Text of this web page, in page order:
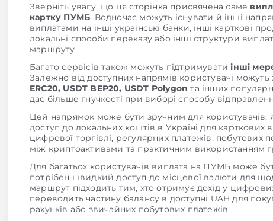
Зверніть увагу, що ця сторінка присвячена саме
картку ПУМБ. Водночас можуть існувати й інші
виплатами на інші українські банки, інші карткові
локальні способи переказу або інші структури
маршруту.
Багато сервісів також можуть підтримуватиінші
Залежно від доступних напрямів користувачі можуть
ERC20, USDT BEP20, USDT Polygon та інших
дає більше гнучкості при виборі способу
Цей напрямок може бути зручним для користувачів,
доступ до локальних коштів в Україні для карткових
цифрової торгівлі, регулярних платежів, побутових
між криптоактивами та практичним використанням
Для багатьох користувачів виплата на ПУМБ може
потрібен швидкий доступ до місцевої валюти для
маршрут підходить тим, хто отримує дохід у
переводить частину балансу в доступні UAH для
рахунків або звичайних побутових платежів.